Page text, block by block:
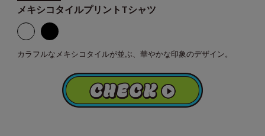
メキシコタイルプリントTシャツ
カラフルなメキシコタイルが並ぶ、華やかな印象のデザイン。